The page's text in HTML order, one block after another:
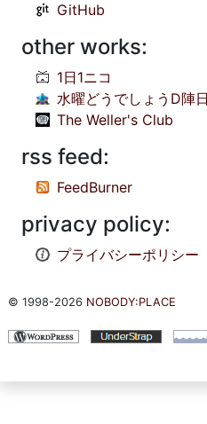
GitHub
other works:
1日1ニコ
水曜どうでしょうD陣
The Weller's Club
rss feed:
FeedBurner
privacy policy:
プライバシーポリシー
© 1998-2026 NOBODY:PLACE